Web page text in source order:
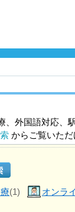
、外国語対応、
からご覧いただ
(1) オンラ